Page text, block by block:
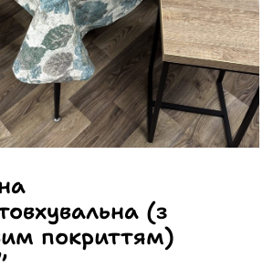
(з
покриттям)